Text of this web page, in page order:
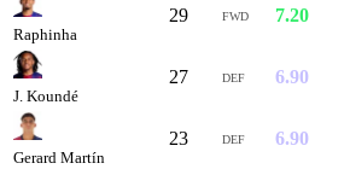
Raphinha
29 FWD 7.20
J. Koundé
27 DEF 6.90
Gerard Martín
23 DEF 6.90